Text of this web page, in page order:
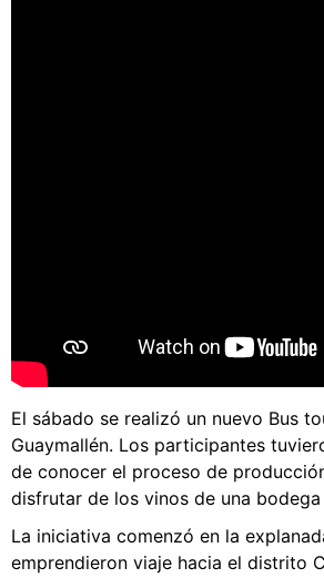
El sábado se realizó un nuevo Bus
Guaymallén. Los participantes
de conocer el proceso de
disfrutar de los vinos de una
La iniciativa comenzó en la
emprendieron viaje hacia el distrito